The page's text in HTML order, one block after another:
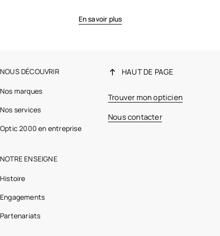
En savoir plus
NOUS DÉCOUVRIR
Nos marques
Nos services
Optic 2000 en entreprise
NOTRE ENSEIGNE
Histoire
Engagements
Partenariats
HAUT DE PAGE
Trouver mon opticien
Nous contacter